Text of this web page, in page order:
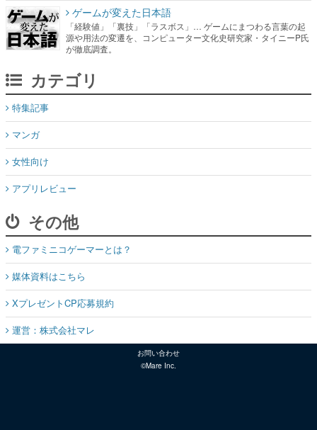
ゲームが変えた日本語
「経験値」「裏技」「ラスボス」… ゲームにまつわる言葉の起
源や用法の変遷を、コンピューター文化史研究家・タイニーP氏
が徹底調査。
カテゴリ
特集記事
マンガ
女性向け
アプリレビュー
その他
電ファミニコゲーマーとは？
媒体資料はこちら
XプレゼントCP応募規約
運営：株式会社マレ
お問い合わせ
©Mare Inc.